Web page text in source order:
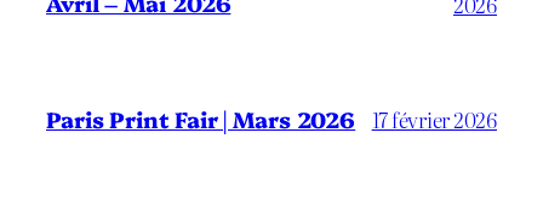
Paris Print Fair | Mars 2026 17 février 2026